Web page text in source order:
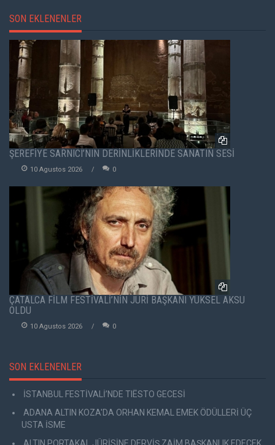
SON EKLENENLER
ŞEREFİYE SARNICI’NIN DERİNLİKLERİNDE SANATIN SESİ
10 Agustos 2026 0
ÇATALCA FİLM FESTİVALİ’NİN JÜRİ BAŞKANI YÜKSEL AKSU
OLDU
10 Agustos 2026 0
SON EKLENENLER
İSTANBUL FESTİVALİ’NDE TIËSTO GECESİ
ADANA ALTIN KOZA'DA ORHAN KEMAL EMEK ÖDÜLLERİ ÜÇ
USTA İSME